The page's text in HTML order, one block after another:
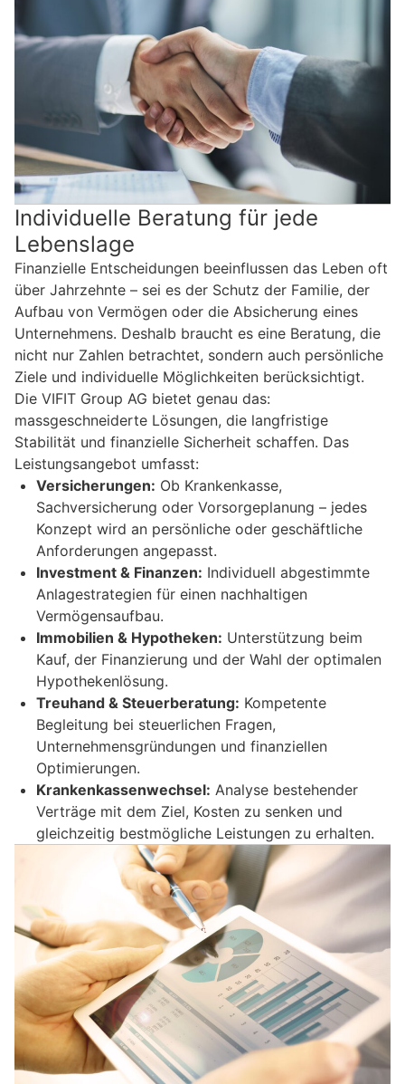
Individuelle Beratung für jede
Lebenslage
Finanzielle Entscheidungen beeinflussen das Leben oft
über Jahrzehnte – sei es der Schutz der Familie, der
Aufbau von Vermögen oder die Absicherung eines
Unternehmens. Deshalb braucht es eine Beratung, die
nicht nur Zahlen betrachtet, sondern auch persönliche
Ziele und individuelle Möglichkeiten berücksichtigt.
Die VIFIT Group AG bietet genau das:
massgeschneiderte Lösungen, die langfristige
Stabilität und finanzielle Sicherheit schaffen. Das
Leistungsangebot umfasst:
Versicherungen: Ob Krankenkasse,
Sachversicherung oder Vorsorgeplanung – jedes
Konzept wird an persönliche oder geschäftliche
Anforderungen angepasst.
Investment & Finanzen: Individuell abgestimmte
Anlagestrategien für einen nachhaltigen
Vermögensaufbau.
Immobilien & Hypotheken: Unterstützung beim
Kauf, der Finanzierung und der Wahl der optimalen
Hypothekenlösung.
Treuhand & Steuerberatung: Kompetente
Begleitung bei steuerlichen Fragen,
Unternehmensgründungen und finanziellen
Optimierungen.
Krankenkassenwechsel: Analyse bestehender
Verträge mit dem Ziel, Kosten zu senken und
gleichzeitig bestmögliche Leistungen zu erhalten.